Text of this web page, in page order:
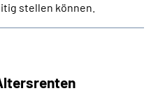
stellen können.